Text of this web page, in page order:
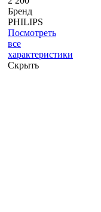
Бренд
PHILIPS
Посмотреть
все
характеристики
Скрыть